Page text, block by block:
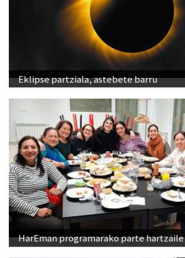
Eklipse partziala, astebete barru
HarEman programarako parte